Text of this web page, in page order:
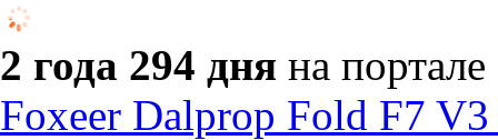
2 года 294 дня на портале
Foxeer Dalprop Fold F7